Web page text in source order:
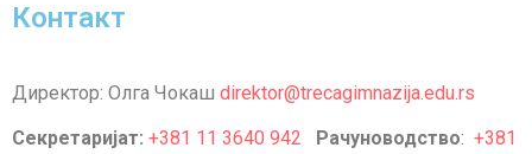
Контакт
Директор: Олга Чокаш direktor@trecagimnazija.edu.rs
Секретаријат: +381 11 3640 942 Рачуноводство: +381